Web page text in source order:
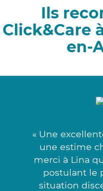
Ils
Click&Care
en-
« Une
une estime
merci à Lina
postulant le
situation